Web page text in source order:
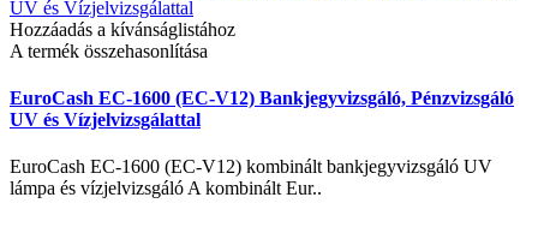
Hozzáadás a kívánságlistához
A termék összehasonlítása
EuroCash EC-1600 (EC-V12) Bankjegyvizsgáló, Pénzvizsgáló
UV és Vízjelvizsgálattal
EuroCash EC-1600 (EC-V12) kombinált bankjegyvizsgáló UV
lámpa és vízjelvizsgáló A kombinált Eur..